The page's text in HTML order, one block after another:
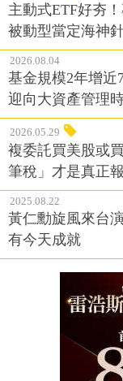
主動式ETF好夯
被動型當定海神
2026.08.04
基金規模2年增近
迎向大資產管理
2026.05.29
複委託買美股或
筆稅」才是真正
2025.08.22
黃仁勳旋風來台
有今天成就